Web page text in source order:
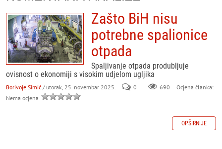
Zašto BiH nisu
potrebne spalionice
otpada
Spaljivanje otpada produbljuje
ovisnost o ekonomiji s visokim udjelom ugljika
Borivoje Simić / utorak, 25. novembar 2025. 0 690
Ocjena članka:
Nema ocjena
OPŠIRNIJE